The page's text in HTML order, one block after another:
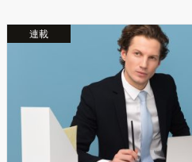
連載